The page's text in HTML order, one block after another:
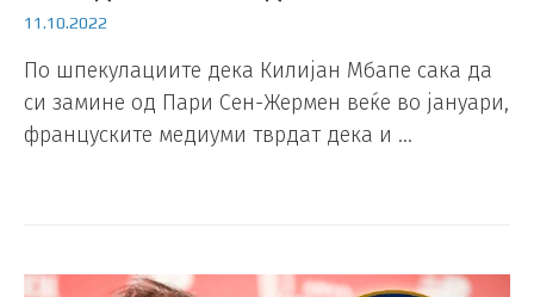
11.10.2022
По шпекулациите дека Килијан Мбапе сака да
си замине од Пари Сен-Жермен веќе во јануари,
француските медиуми тврдат дека и …